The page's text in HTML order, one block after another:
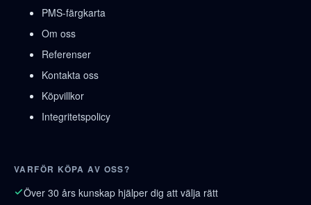
PMS-färgkarta
Om oss
Referenser
Kontakta oss
Köpvillkor
Integritetspolicy
VARFÖR KÖPA AV OSS?
Över 30 års kunskap hjälper dig att välja rätt